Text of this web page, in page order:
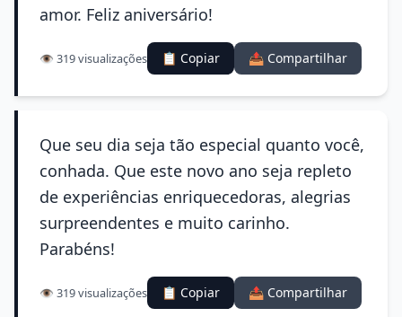
amor. Feliz aniversário!
👁️ 319 visualizações 📋 Copiar 📤 Compartilhar
Que seu dia seja tão especial quanto você,
conhada. Que este novo ano seja repleto
de experiências enriquecedoras, alegrias
surpreendentes e muito carinho.
Parabéns!
👁️ 319 visualizações 📋 Copiar 📤 Compartilhar